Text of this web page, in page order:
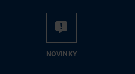
NO­VIN­KY